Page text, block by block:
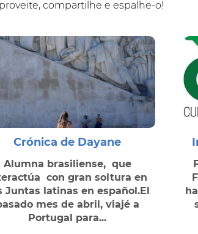
compartilhe e espalhe-o!
Crónica de Dayane
Alumna brasiliense, que
con gran soltura en
Juntas latinas en español.El
mes de abril, viajé a
Portugal para...